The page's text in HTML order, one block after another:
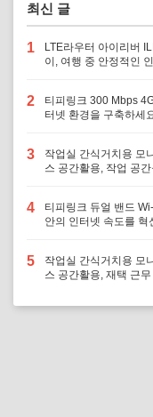
최신 글
1
LTE라우터 아이리버
이, 여행 중 안정적인
2
티피링크 300 Mbps
터넷 환경을 구축하세
3
작업실 간식거치용 모
스 공간활용, 작업 공
4
티피링크 듀얼 밴드
안의 인터넷 속도를 혁
5
작업실 간식거치용 모
스 공간활용, 재택 근